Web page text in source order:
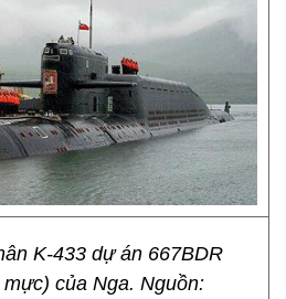
K-433 dự án 667BDR
mực) của Nga. Nguồn: